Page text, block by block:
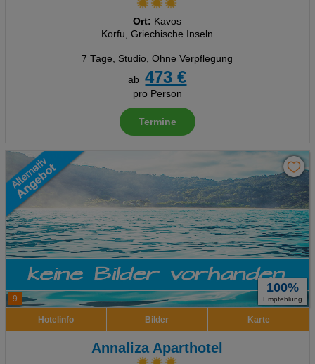
Ort: Kavos
Korfu, Griechische Inseln
7 Tage, Studio, Ohne Verpflegung
ab
473 €
pro Person
Termine
9
100%
Empfehlung
Hotelinfo Bilder Karte
Annaliza Aparthotel